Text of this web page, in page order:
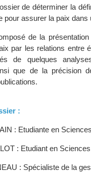
de déterminer la
pour assurer la paix
de la
par les relations entre
de quelques
que de la précision
:
: Etudiante en
: Etudiant en
: Spécialiste de la